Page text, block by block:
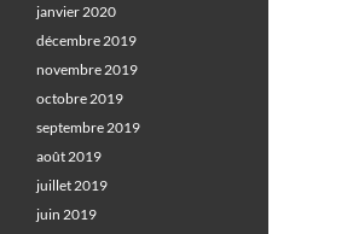
janvier 2020
décembre 2019
novembre 2019
octobre 2019
septembre 2019
août 2019
juillet 2019
juin 2019